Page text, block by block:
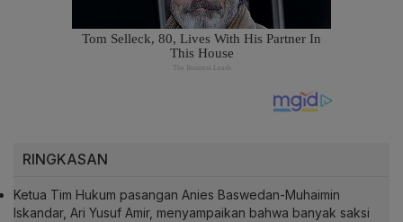
RINGKASAN
Ketua Tim Hukum pasangan Anies Baswedan-Muhaimin
Iskandar, Ari Yusuf Amir, menyampaikan bahwa banyak saksi